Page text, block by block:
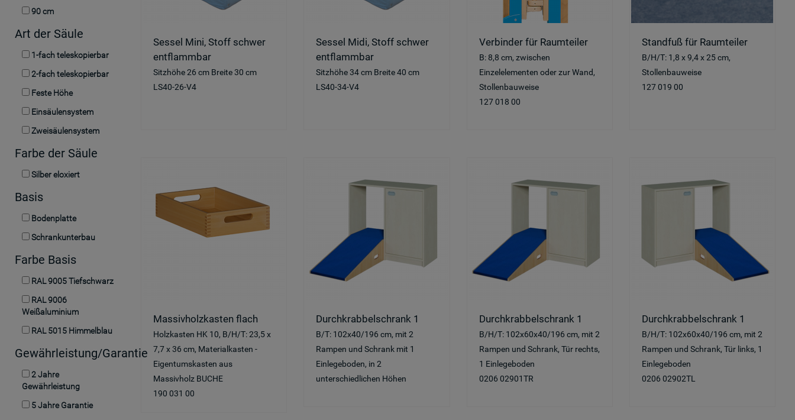
90 cm
Art der Säule
1-fach teleskopierbar
2-fach teleskopierbar
Feste Höhe
Einsäulensystem
Zweisäulensystem
Farbe der Säule
Silber eloxiert
Basis
Bodenplatte
Schrankunterbau
Farbe Basis
RAL 9005 Tiefschwarz
RAL 9006
Weißaluminium
RAL 5015 Himmelblau
Gewährleistung/Garantie
2 Jahre
Gewährleistung
5 Jahre Garantie
Sessel Mini, Stoff schwer
entflammbar
Sitzhöhe 26 cm Breite 30 cm
LS40-26-V4
Sessel Midi, Stoff schwer
entflammbar
Sitzhöhe 34 cm Breite 40 cm
LS40-34-V4
Verbinder für Raumteiler
B: 8,8 cm, zwischen
Einzelelementen oder zur Wand,
Stollenbauweise
127 018 00
Standfuß für Raumteiler
B/H/T: 1,8 x 9,4 x 25 cm,
Stollenbauweise
127 019 00
Massivholzkasten flach
Holzkasten HK 10, B/H/T: 23,5 x
7,7 x 36 cm, Materialkasten -
Eigentumskasten aus
Massivholz BUCHE
190 031 00
Durchkrabbelschrank 1
B/T: 102x40/196 cm, mit 2
Rampen und Schrank mit 1
Einlegeboden, in 2
unterschiedlichen Höhen
Durchkrabbelschrank 1
B/H/T: 102x60x40/196 cm, mit 2
Rampen und Schrank, Tür rechts,
1 Einlegeboden
0206 02901TR
Durchkrabbelschrank 1
B/H/T: 102x60x40/196 cm, mit 2
Rampen und Schrank, Tür links, 1
Einlegeboden
0206 02902TL